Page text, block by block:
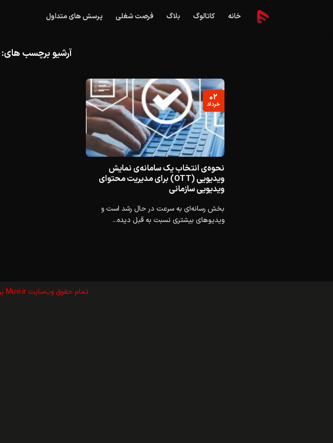
خانه کاتالوگ بلاگ فرصت شغلی پرسش های متداول
آرشیو برچسب های:
نحوه‌ی انتخاب یک سامانه‌ی نمایش
ویدیویی (OTT) برای مدیریت محتوای
ویدیویی سازمانی
بخش رسانه‌ای به سرعت در حال رشد است و
ویدیوهای بیشتری نسبت به قبل دیده...
۰۲
خرداد
تمام حقوق وب‌سايت Muvi.ir برای